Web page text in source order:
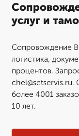
услуг и
Сопровождение
логистика,
процентов.
chel@setservis.ru.
более 4001
10 лет.